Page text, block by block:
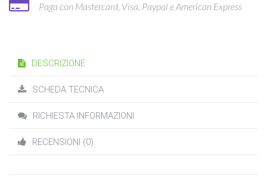
Paga con Mastercard, Visa, Paypal e American Express
DESCRIZIONE
SCHEDA TECNICA
RICHIESTA INFORMAZIONI
RECENSIONI (0)